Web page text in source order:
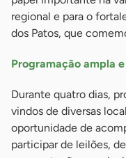
regional e para o
dos Patos, que
Programação ampla
Durante quatro dias,
vindos de diversas
oportunidade de
participar de leilões,